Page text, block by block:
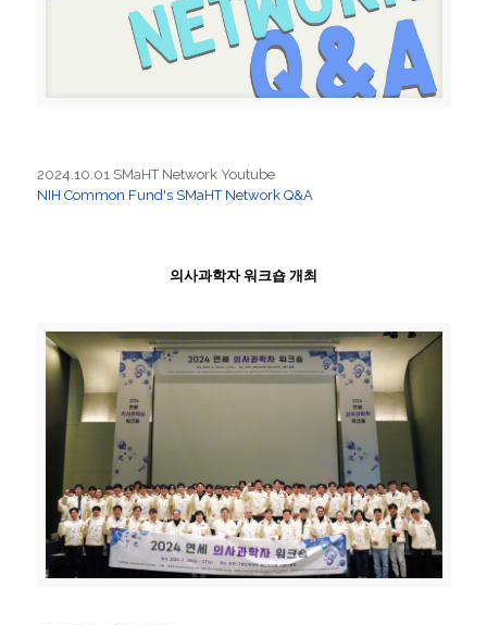
2024.10.01 SMaHT Network Youtube
NIH Common Fund's SMaHT Network Q&A
의사과학자 워크숍 개최